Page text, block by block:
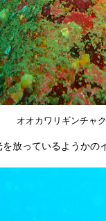
オオカワリギンチャク
放っているようかの